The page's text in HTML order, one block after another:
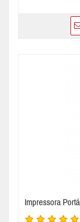
Impressora